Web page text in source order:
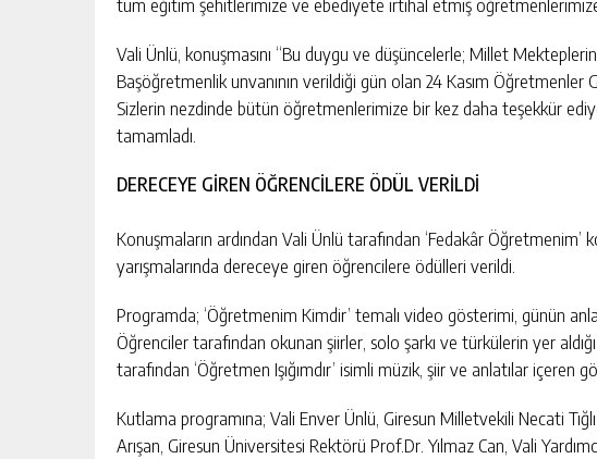
Vali Ünlü, konuşmasını “Bu duygu ve düşüncelerle; Millet
Başöğretmenlik unvanının verildiği gün olan 24 Kasım
Sizlerin nezdinde bütün öğretmenlerimize bir kez daha teşekkür
tamamladı.
DERECEYE GİREN ÖĞRENCİLERE ÖDÜL VERİLDİ
Konuşmaların ardından Vali Ünlü tarafından ‘Fedakâr
yarışmalarında dereceye giren öğrencilere ödülleri verildi.
Programda; ‘Öğretmenim Kimdir’ temalı video gösterimi, günün
Öğrenciler tarafından okunan şiirler, solo şarkı ve türkülerin yer
tarafından ‘Öğretmen Işığımdır’ isimli müzik, şiir ve anlatılar içeren
Kutlama programına; Vali Enver Ünlü, Giresun Milletvekili Necati
Arışan, Giresun Üniversitesi Rektörü Prof.Dr. Yılmaz Can, Vali